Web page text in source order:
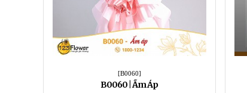
[B0060]
B0060 | Ấm Áp